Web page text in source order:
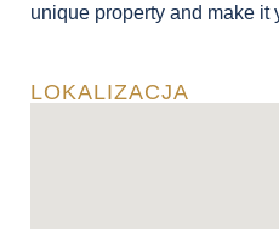
unique property and make it
LOKALIZACJA